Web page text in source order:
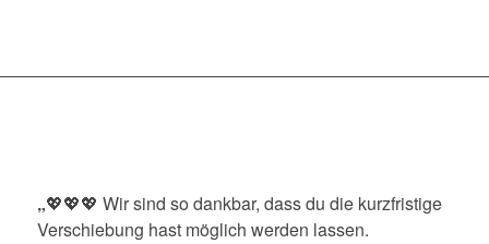
„💖💖💖 Wir sind so dankbar, dass du die kurzfristige
Verschiebung hast möglich werden lassen.